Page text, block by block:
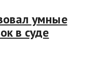
умные
в суде